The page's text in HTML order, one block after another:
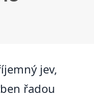
jev,
řadou